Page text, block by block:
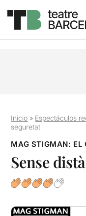
Inicio » Espectáculos
seguretat
MAG STIGMAN: EL
Sense